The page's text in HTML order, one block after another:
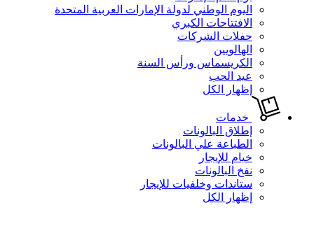
اليوم الوطني لدولة الإمارات العربية المتحدة
الافتتاحات الكبري
حفلات الشركات
الهالويين
الكريسماس ورأس السنة
عيد الحب
إظهار الكل
خدمات
إطلاق البالونات
الطباعة علي البالونات
خيام للإيجار
نفخ البالونات
ستاندات وخلفيات للإيجار
إظهار الكل